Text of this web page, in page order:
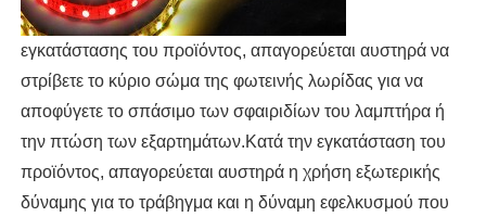
εγκατάστασης του προϊόντος, απαγορεύεται αυστηρά να
στρίβετε το κύριο σώμα της φωτεινής λωρίδας για να
αποφύγετε το σπάσιμο των σφαιριδίων του λαμπτήρα ή
την πτώση των εξαρτημάτων.Κατά την εγκατάσταση του
προϊόντος, απαγορεύεται αυστηρά η χρήση εξωτερικής
δύναμης για το τράβηγμα και η δύναμη εφελκυσμού που